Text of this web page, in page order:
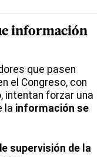
información
que pasen
el Congreso, con
intentan forzar una
la información se
supervisión de la